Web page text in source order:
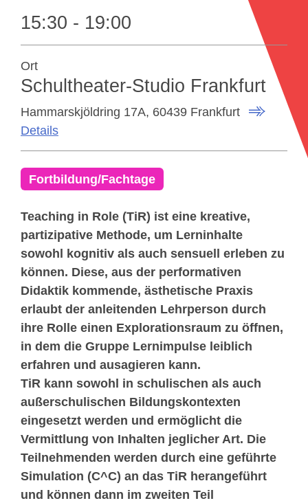
15:30 - 19:00
Ort
Schultheater-Studio Frankfurt
Hammarskjöldring 17A, 60439 Frankfurt
Details
Fortbildung/Fachtage
Teaching in Role (TiR) ist eine kreative,
partizipative Methode, um Lerninhalte
sowohl kognitiv als auch sensuell erleben zu
können. Diese, aus der performativen
Didaktik kommende, ästhetische Praxis
erlaubt der anleitenden Lehrperson durch
ihre Rolle einen Explorationsraum zu öffnen,
in dem die Gruppe Lernimpulse leiblich
erfahren und ausagieren kann.
TiR kann sowohl in schulischen als auch
außerschulischen Bildungskontexten
eingesetzt werden und ermöglicht die
Vermittlung von Inhalten jeglicher Art. Die
Teilnehmenden werden durch eine geführte
Simulation (C^C) an das TiR herangeführt
und können dann im zweiten Teil